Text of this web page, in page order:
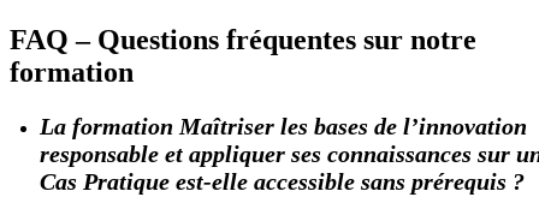
FAQ – Questions fréquentes sur notre
formation
La formation Maîtriser les bases de l’innovation
responsable et appliquer ses connaissances sur
Cas Pratique est-elle accessible sans prérequis ?